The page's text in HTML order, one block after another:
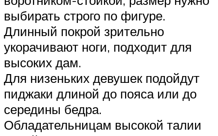
выбирать строго по фигуре.
Длинный покрой зрительно
укорачивают ноги, подходит для
высоких дам.
Для низеньких девушек подойдут
пиджаки длиной до пояса или до
середины бедра.
Обладательницам высокой талии